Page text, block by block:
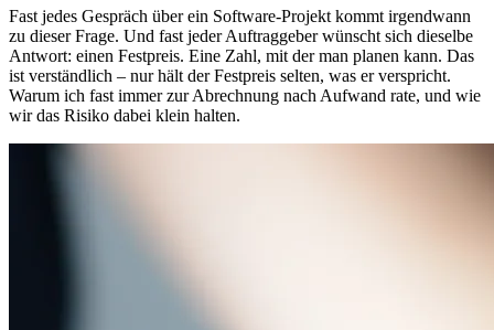
Fast jedes Gespräch über ein Software-Projekt kommt irgendwann
zu dieser Frage. Und fast jeder Auftraggeber wünscht sich dieselbe
Antwort: einen Festpreis. Eine Zahl, mit der man planen kann. Das
ist verständlich – nur hält der Festpreis selten, was er verspricht.
Warum ich fast immer zur Abrechnung nach Aufwand rate, und wie
wir das Risiko dabei klein halten.